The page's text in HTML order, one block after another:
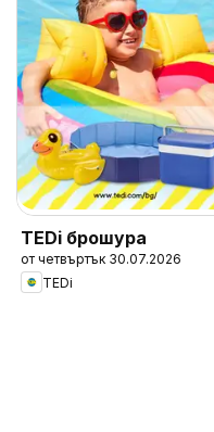
TEDi брошура
от четвъртък 30.07.2026
TEDi